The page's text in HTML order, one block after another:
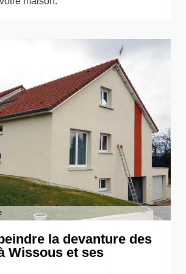
la devanture des
Wissous et ses